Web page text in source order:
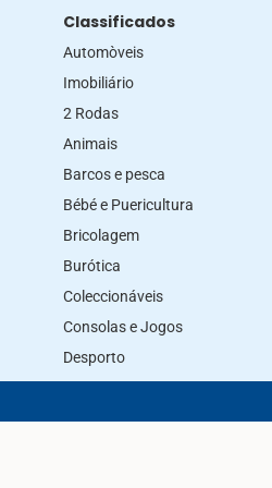
Classificados
Automòveis
Imobiliário
2 Rodas
Animais
Barcos e pesca
Bébé e Puericultura
Bricolagem
Burótica
Coleccionáveis
Consolas e Jogos
Desporto